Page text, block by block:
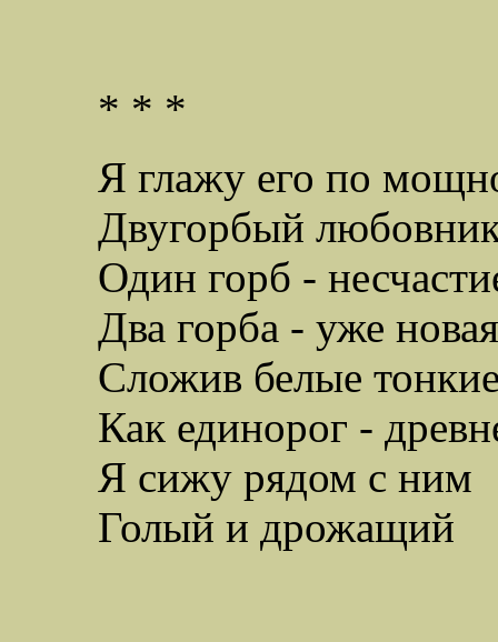
* * *
Я глажу его по
Двугорбый
Один горб -
Два горба - уже
Сложив белые
Как единорог -
Я сижу рядом с ним
Голый и дрожащий